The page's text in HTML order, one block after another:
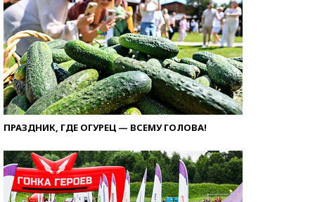
ПРАЗДНИК, ГДЕ ОГУРЕЦ — ВСЕМУ ГОЛОВА!